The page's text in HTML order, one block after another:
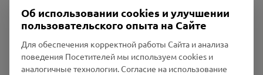
Политика конфиденциальности
Промо-материалы
Об использовании cookies и улучшении
пользовательского опыта на Сайте
Для обеспечения корректной работы Сайта и анализа
поведения Посетителей мы используем cookies и
аналогичные технологии. Согласие на использование